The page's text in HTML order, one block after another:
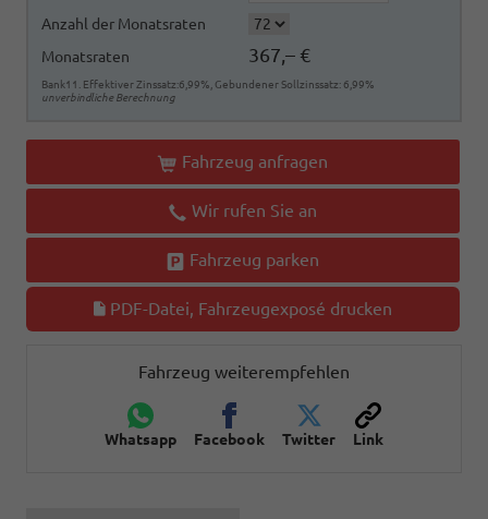
Anzahl der Monatsraten
Monatsraten
367,– €
Bank11. Effektiver Zinssatz:6,99%, Gebundener Sollzinssatz: 6,99%
unverbindliche Berechnung
Fahrzeug anfragen
Wir rufen Sie an
Fahrzeug parken
PDF-Datei, Fahrzeugexposé drucken
Fahrzeug weiterempfehlen
Whatsapp Facebook Twitter Link